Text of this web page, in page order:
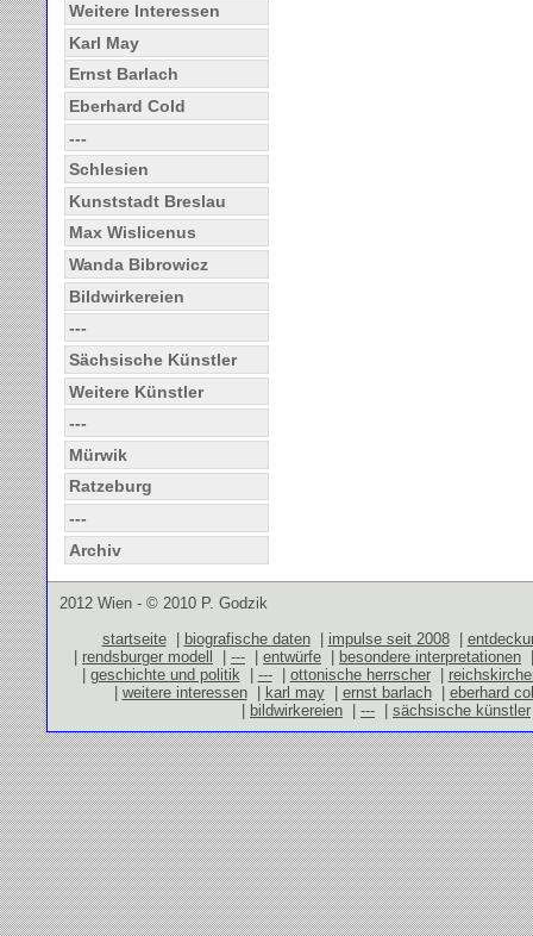
Weitere Interessen
Karl May
Ernst Barlach
Eberhard Cold
---
Schlesien
Kunststadt Breslau
Max Wislicenus
Wanda Bibrowicz
Bildwirkereien
---
Sächsische Künstler
Weitere Künstler
---
Mürwik
Ratzeburg
---
Archiv
2012 Wien - © 2010 P. Godzik
startseite| biografische daten| impulse seit 2008|
rendsburger modell --- entwürfe besondere interpretationen
geschichte und politik ---| ottonische herrscher|
weitere interessen| karl may| ernst barlach| eberhard
bildwirkereien --- sächsische künstler